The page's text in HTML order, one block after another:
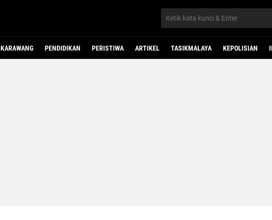
KARAWANG PENDIDIKAN PERISTIWA ARTIKEL TASIKMALAYA KEPOLISIAN